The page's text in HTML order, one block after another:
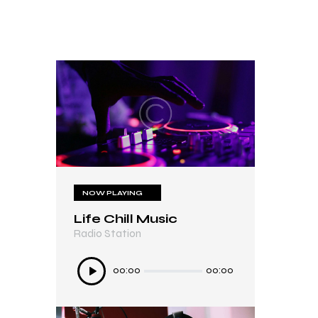
NOW PLAYING
Life Chill Music
Radio Station
Audió
lejátszó
00:00 00:00